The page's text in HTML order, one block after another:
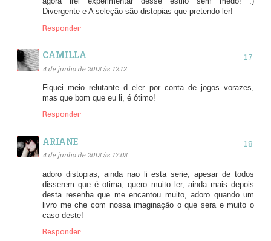
Divergente e A seleção são distopias que pretendo ler!
Responder
CAMILLA
4 de junho de 2013 às 12:12
Fiquei meio relutante d eler por conta de jogos vorazes,
mas que bom que eu li, é ótimo!
Responder
ARIANE
4 de junho de 2013 às 17:03
adoro distopias, ainda nao li esta serie, apesar de todos
disserem que é otima, quero muito ler, ainda mais depois
desta resenha que me encantou muito, adoro quando um
livro me che com nossa imaginação o que sera e muito o
caso deste!
Responder